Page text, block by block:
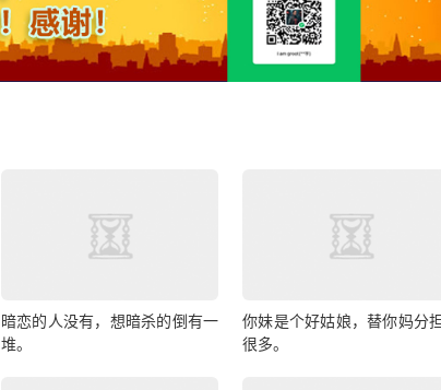
暗恋的人没有，想暗杀的倒有一
堆。
你妹是个好姑娘，替你妈分
很多。